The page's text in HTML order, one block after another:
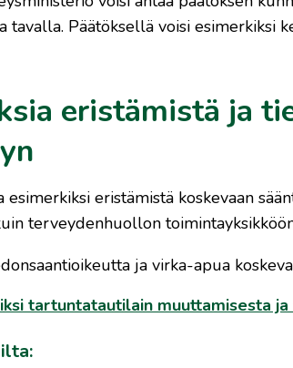
tavalla. Päätöksellä voisi esimerkiksi
eristämistä ja
eristämistä koskevaan
terveydenhuollon
ja virka-apua
tartuntatautilain muuttamisesta